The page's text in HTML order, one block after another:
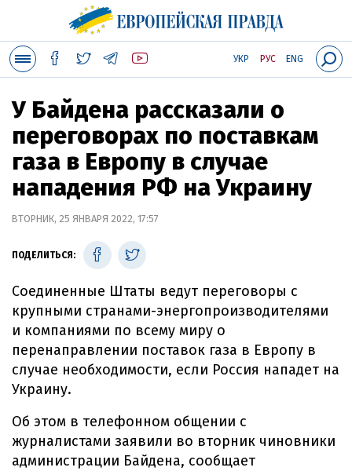
УКР РУС ENG
У Байдена рассказали о
переговорах по поставкам
газа в Европу в случае
нападения РФ на Украину
ВТОРНИК, 25 ЯНВАРЯ 2022, 17:57
ПОДЕЛИТЬСЯ:
Соединенные Штаты ведут переговоры с
крупными странами-энергопроизводителями
и компаниями по всему миру о
перенаправлении поставок газа в Европу в
случае необходимости, если Россия нападет на
Украину.
Об этом в телефонном общении с
журналистами заявили во вторник чиновники
администрации Байдена, сообщает